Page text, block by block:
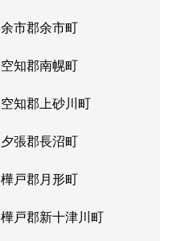
余市郡余市町
空知郡南幌町
空知郡上砂川町
夕張郡長沼町
樺戸郡月形町
樺戸郡新十津川町